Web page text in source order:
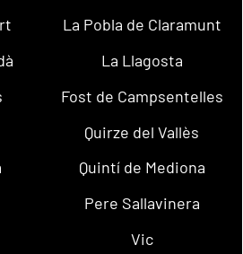
La Pobla de Claramunt
La Llagosta
Fost de Campsentelles
Quirze del Vallès
Quintí de Mediona
Pere Sallavinera
Vic